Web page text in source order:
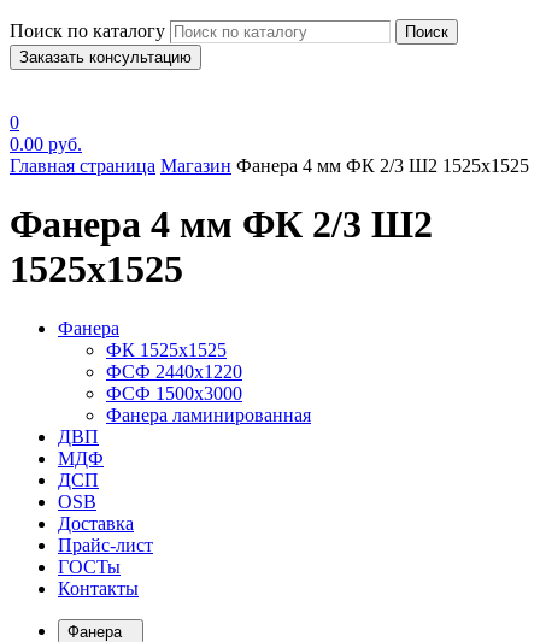
Поиск по каталогу
Поиск
Заказать консультацию
0
0.00 руб.
Главная страница Магазин Фанера 4 мм ФК 2/3 Ш2 1525х1525
Фанера 4 мм ФК 2/3 Ш2
1525х1525
Фанера
ФК 1525х1525
ФСФ 2440х1220
ФСФ 1500х3000
Фанера ламинированная
ДВП
МДФ
ДСП
OSB
Доставка
Прайс-лист
ГОСТы
Контакты
Фанера